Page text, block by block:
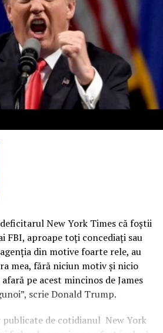
New York Times că foştii
FBI, aproape toţi concediaţi sau
din motive foarte rele, au
mea, fără niciun motiv şi nicio
pe acest mincinos de James
scrie Donald Trump.
de cotidianul New York